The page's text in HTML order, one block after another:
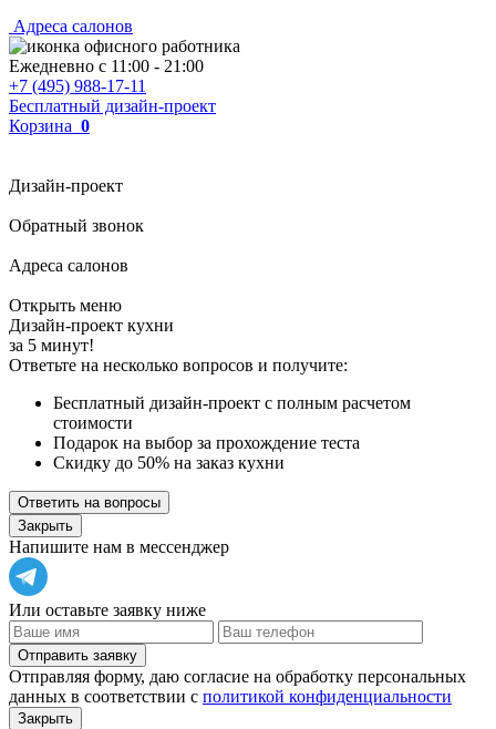
Адреса салонов
Ежедневно с 11:00 - 21:00
+7 (495) 988-17-11
Бесплатный дизайн-проект
Корзина 0
Дизайн-проект
Обратный звонок
Адреса салонов
Открыть меню
Дизайн-проект кухни
за 5 минут!
Ответьте на несколько вопросов и получите:
Бесплатный дизайн-проект с полным расчетом
стоимости
Подарок на выбор за прохождение теста
Скидку до 50% на заказ кухни
Ответить на вопросы
Закрыть
Напишите нам в мессенджер
Или оставьте заявку ниже
Отправить заявку
Отправляя форму, даю согласие на обработку персональных
данных в соответствии с политикой конфиденциальности
Закрыть